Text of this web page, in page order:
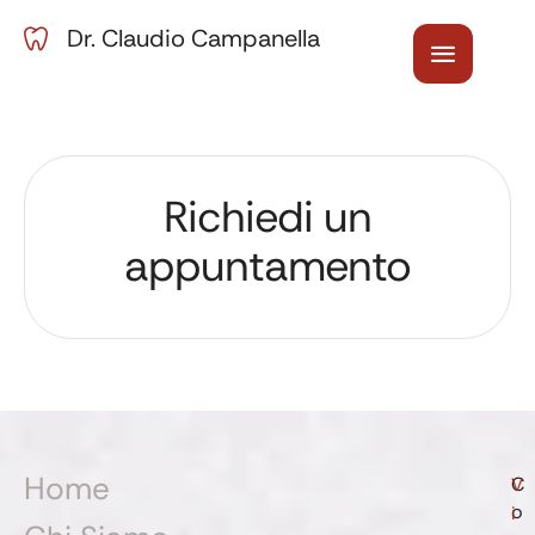
Dr. Claudio Campanella
Richiedi un
appuntamento
Home
C
o
V
i